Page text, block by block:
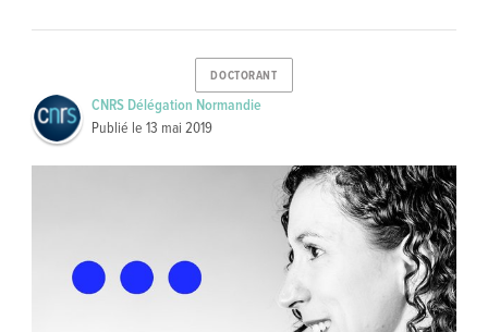
DOCTORANT
CNRS Délégation Normandie
Publié le 13 mai 2019